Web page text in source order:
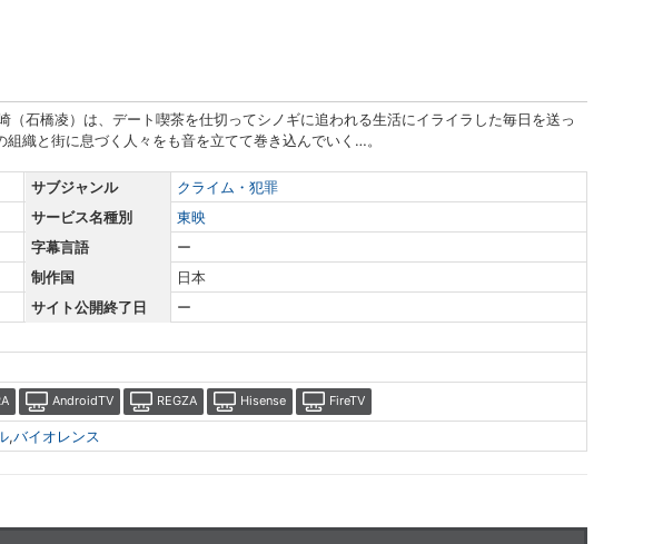
石橋凌）は、デート喫茶を仕切ってシノギに追われる生活にイライラした毎日を送っ
織と街に息づく人々をも音を立てて巻き込んでいく…。
サブジャンル
クライム・犯罪
サービス名種別
東映
字幕言語
ー
制作国
日本
サイト公開終了日
ー
AndroidTV REGZA Hisense FireTV
,バイオレンス